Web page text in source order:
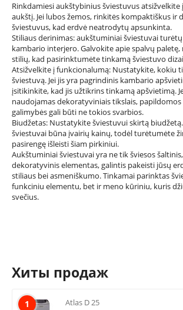
Rinkdamiesi aukštybinius šviestuvus atsižvelkite
aukštį. Jei lubos žemos, rinkitės kompaktiškus ir
šviestuvus, kad erdvė neatrodytų apsunkinta.
Stiliaus derinimas: aukštuminiai šviestuvai
kambario interjero. Galvokite apie spalvų paletę,
stilių, kad pasirinktumėte tinkamą šviestuvo
Atsižvelkite į funkcionalumą: Nustatykite, kokiu
šviestuvą. Jei jis yra pagrindinis kambario
įsitikinkite, kad jis užtikrins tinkamą apšvietimą.
naudojamas dekoratyviniais tikslais,
galimybės gali būti ne tokios svarbios.
Biudžetas: Nustatykite šviestuvui skirtą
šviestuvai būna įvairių kainų, todėl turėtumėte
pasirengę išleisti šiam pirkiniui.
Aukštuminiai šviestuvai yra ne tik šviesos
dekoratyvinis elementas, galintis pakeisti jūsų
stiliaus bei asmeniškumo. Tinkamai parinktas
funkciniu elementu, bet ir meno kūriniu, kuris
svečius.
Хиты продаж
1 Atlas D 25